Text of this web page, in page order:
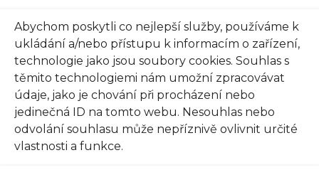
Abychom poskytli co nejlepší služby, používáme k
ukládání a/nebo přístupu k informacím o zařízení,
technologie jako jsou soubory cookies. Souhlas s
těmito technologiemi nám umožní zpracovávat
údaje, jako je chování při procházení nebo
jedinečná ID na tomto webu. Nesouhlas nebo
odvolání souhlasu může nepříznivě ovlivnit určité
vlastnosti a funkce.